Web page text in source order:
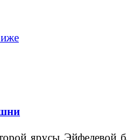
ярусы Эйфелевой